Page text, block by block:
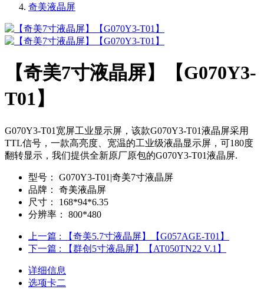
奇美液晶屏
【奇美7寸液晶屏】【G070Y3-
T01】
G070Y3-T01宽屏工业显示屏，该款G070Y3-T01液晶屏采用
TTL信号，一款高亮度、宽温的工业级液晶显示屏，可180度
翻转显示，我们提供全新原厂原包的G070Y3-T01液晶屏.
型号：
G070Y3-T01|奇美7寸液晶屏
品牌：
奇美液晶屏
尺寸：
168*94*6.35
分辨率：
800*480
上一篇 : 【奇美5.7寸液晶屏】【G057AGE-T01】
下一篇 : 【群创5寸液晶屏】【AT050TN22 V.1】
详细信息
选项卡二